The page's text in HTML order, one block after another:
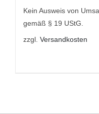
Kein Ausweis von
gemäß § 19 UStG.
zzgl. Versandkosten